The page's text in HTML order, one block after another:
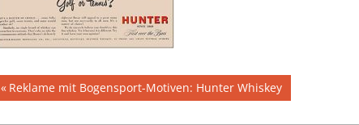
Beitragsnavigation
Vorheriger
Reklame mit Bogensport-Motiven: Hunter Whiskey